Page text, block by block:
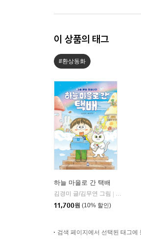
이 상품의 태그
#환상동화
하늘 마을로 간 택배
김경미 글/김무연 그림
슈크림북
11,700원 (10% 할인)
검색 페이지에서 선택된 태그